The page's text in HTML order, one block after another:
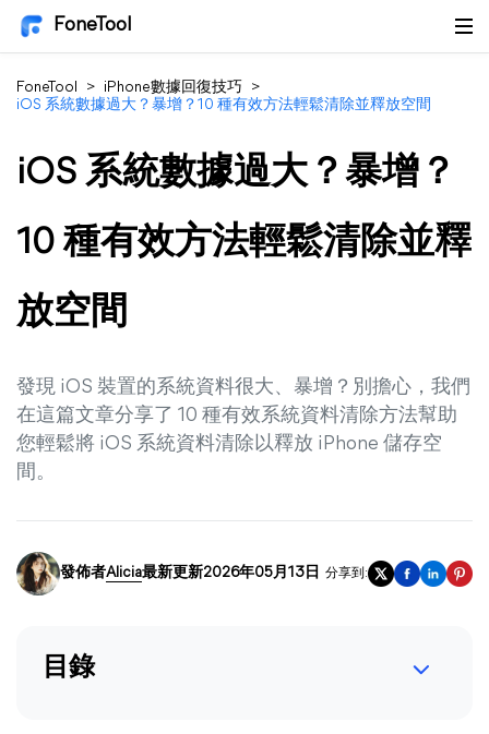
FoneTool
FoneTool > iPhone數據回復技巧
>
iOS 系統數據過大？暴增？10 種有效方法輕鬆清除並釋放空間
iOS 系統數據過大？暴增？
10 種有效方法輕鬆清除並釋
放空間
發現 iOS 裝置的系統資料很大、暴增？別擔心，我們
在這篇文章分享了 10 種有效系統資料清除方法幫助
您輕鬆將 iOS 系統資料清除以釋放 iPhone 儲存空
間。
發佈者Alicia最新更新2026年05月13日 分享到:
目錄